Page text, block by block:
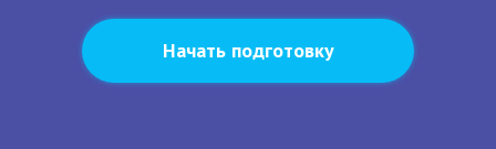
Начать подготовку